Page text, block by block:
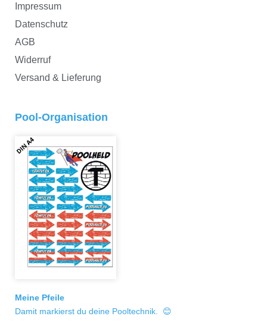
Impressum
Datenschutz
AGB
Widerruf
Versand & Lieferung
Pool-Organisation
Meine Pfeile
Damit markierst du deine Pooltechnik. 😊